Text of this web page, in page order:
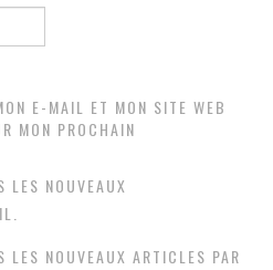
E-MAIL ET MON SITE WEB
MON PROCHAIN
LES NOUVEAUX
LES NOUVEAUX ARTICLES PAR